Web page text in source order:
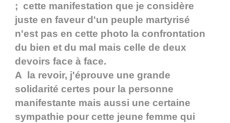
; cette manifestation que je considère
juste en faveur d'un peuple martyrisé
n'est pas en cette photo la confrontation
du bien et du mal mais celle de deux
devoirs face à face.
A la revoir, j'éprouve une grande
solidarité certes pour la personne
manifestante mais aussi une certaine
sympathie pour cette jeune femme qui